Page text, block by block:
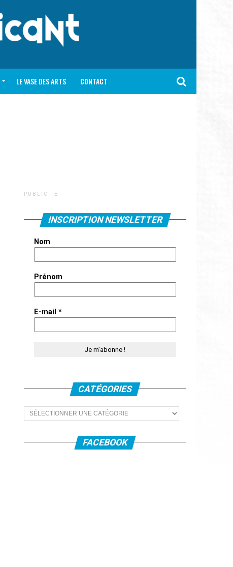
LE VASE DES ARTS CONTACT
P U B L I C I T É
INSCRIPTION NEWSLETTER
Nom
Prénom
E-mail *
CATÉGORIES
Catégories
FACEBOOK